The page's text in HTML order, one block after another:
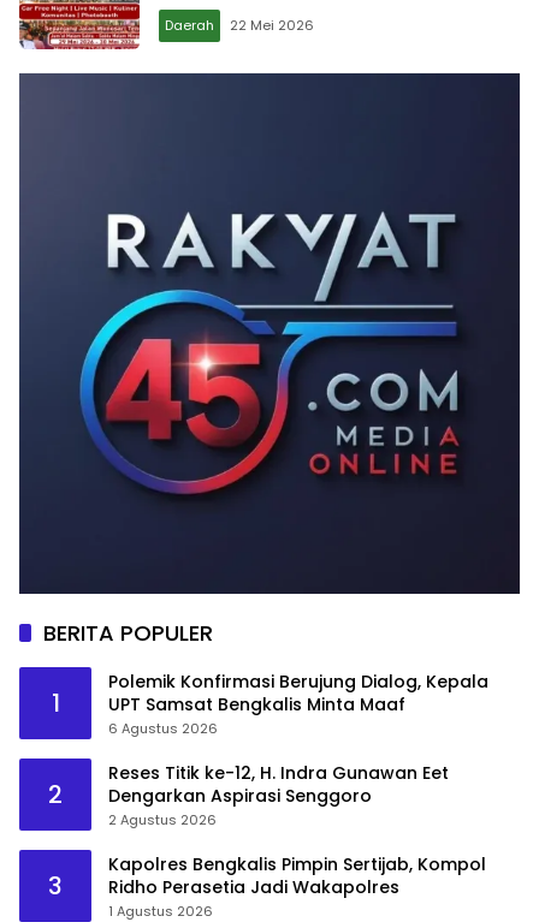
Daerah 22 Mei 2026
BERITA POPULER
1
Polemik Konfirmasi Berujung Dialog, Kepala
UPT Samsat Bengkalis Minta Maaf
6 Agustus 2026
2
Reses Titik ke-12, H. Indra Gunawan Eet
Dengarkan Aspirasi Senggoro
2 Agustus 2026
3
Kapolres Bengkalis Pimpin Sertijab, Kompol
Ridho Perasetia Jadi Wakapolres
1 Agustus 2026